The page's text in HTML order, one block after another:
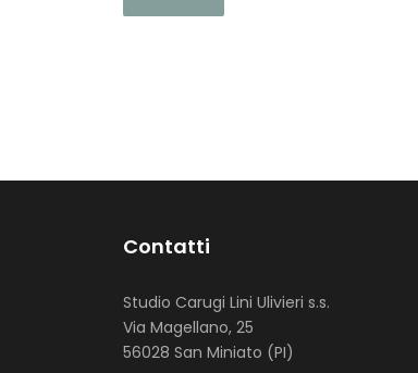
Contatti
Studio Carugi Lini Ulivieri s.s.
Via Magellano, 25
56028 San Miniato (PI)